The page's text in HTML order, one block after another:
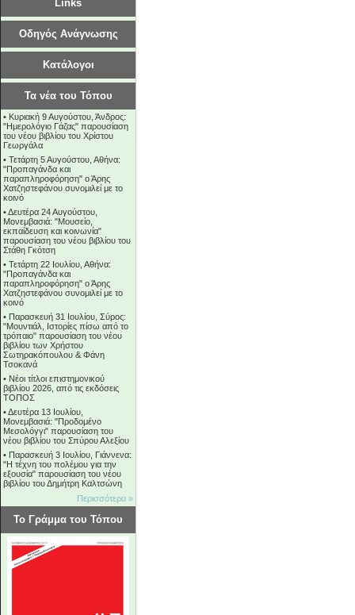
Links
Οδηγός Ανάγνωσης
Κατάλογοι
Τα νέα του Τόπου
• Κυριακή 9 Αυγούστου, Άνδρος:
"Ημερολόγιο Γάζας" παρουσίαση
του νέου βιβλίου του Χρίστου
Γεωργάλα
• Τετάρτη 5 Αυγούστου, Αθήνα:
"Προπαγάνδα και
παραπληροφόρηση" ο Άρης
Χατζηστεφάνου συνομιλεί με το
κοινό
•Δευτέρα 24 Αυγούστου,
Μονεμβασιά: "Μουσείο,
εκπαίδευση και κοινωνία"
παρουσίαση του νέου βιβλίου του
Στάθη Γκότση
• Τετάρτη 22 Ιουλίου, Αθήνα:
"Προπαγάνδα και
παραπληροφόρηση" ο Άρης
Χατζηστεφάνου συνομιλεί με το
κοινό
• Παρασκευή 31 Ιουλίου, Σύρος:
"Μουντιάλ, Ιστορίες πίσω από το
τρόπαιο" παρουσίαση του νέου
βιβλίου των Χρήστου
Σωτηρακόπουλου & Φάνη
Τσοκανά
• Νέοι τίτλοι επιστημονικού
βιβλίου 2026, από τις εκδόσεις
ΤΟΠΟΣ
•Δευτέρα 13 Ιουλίου,
Μονεμβασιά: "Προδομένο
Μεσολόγγι" παρουσίαση του
νέου βιβλίου του Σπύρου Αλεξίου
• Παρασκευή 3 Ιουλίου, Γιάννενα:
"Η τέχνη του πολέμου για την
εξουσία" παρουσίαση του νέου
βιβλίου του Δημήτρη Καλτσώνη
Περισσότερα »
Το Γράμμα του Τόπου